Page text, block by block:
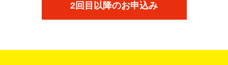
2回目以降のお申込み